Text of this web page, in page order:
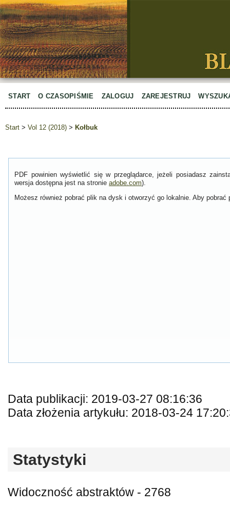
START O CZASOPIŚMIE ZALOGUJ ZAREJESTRUJ
Start > Vol 12 (2018) > Kołbuk
PDF powinien wyświetlić się w przeglądarce, jeżeli posiadasz
wersja dostępna jest na stronie adobe.com).
Możesz również pobrać plik na dysk i otworzyć go lokalnie. Aby
Data publikacji: 2019-03-27 08:16:36
Data złożenia artykułu: 2018-03-24
Statystyki
Widoczność abstraktów - 2768